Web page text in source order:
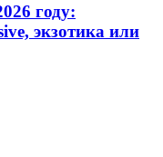
году:
экзотика или